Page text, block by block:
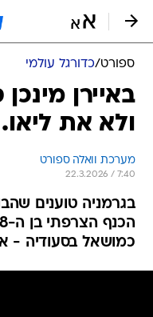
ספורט/כדורגל עולמי
באיירן
ולא את ליאו.
מערכת וואלה ספורט
22.3.2026 / 7:40
בגרמניה טוענים
כמושאל בסעודיה -